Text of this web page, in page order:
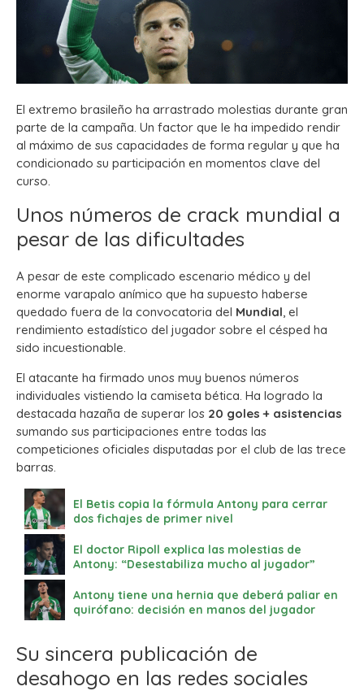
El extremo brasileño ha arrastrado molestias durante gran
parte de la campaña. Un factor que le ha impedido rendir
al máximo de sus capacidades de forma regular y que ha
condicionado su participación en momentos clave del
curso.
Unos números de crack mundial a
pesar de las dificultades
A pesar de este complicado escenario médico y del
enorme varapalo anímico que ha supuesto haberse
quedado fuera de la convocatoria del Mundial, el
rendimiento estadístico del jugador sobre el césped ha
sido incuestionable.
El atacante ha firmado unos muy buenos números
individuales vistiendo la camiseta bética. Ha logrado la
destacada hazaña de superar los 20 goles + asistencias
sumando sus participaciones entre todas las
competiciones oficiales disputadas por el club de las trece
barras.
El Betis copia la fórmula Antony para cerrar
dos fichajes de primer nivel
El doctor Ripoll explica las molestias de
Antony: “Desestabiliza mucho al jugador”
Antony tiene una hernia que deberá paliar en
quirófano: decisión en manos del jugador
Su sincera publicación de
desahogo en las redes sociales